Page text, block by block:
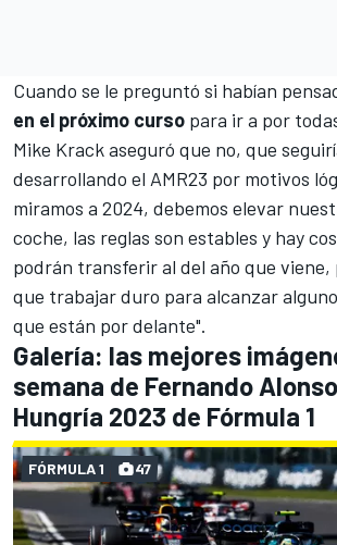
Cuando se le preguntó si habían
en el próximo curso para ir a por
Mike Krack aseguró que no, que
desarrollando el AMR23 por motivos
miramos a 2024, debemos elevar
coche, las reglas son estables y hay
podrán transferir al del año que viene,
que trabajar duro para alcanzar
que están por delante".
Galería: las mejores
semana de Fernando
Hungría 2023 de Fórmula 1
FÓRMULA 1 47